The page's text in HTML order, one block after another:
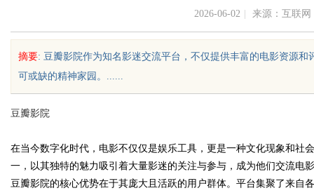
2026-06-02 来源：互联网
摘要: 豆瓣影院作为知名影迷交流平台，不仅提供丰富的电影资源
可或缺的精神家园。......
豆瓣影院
在当今数字化时代，电影不仅仅是娱乐工具，更是一种文化现象和社
一，以其独特的魅力吸引着大量影迷的关注与参与，成为他们交流电
豆瓣影院的核心优势在于其庞大且活跃的用户群体。平台集聚了来自
采购信息网的功能
究竟藏着哪些行业秘诀？